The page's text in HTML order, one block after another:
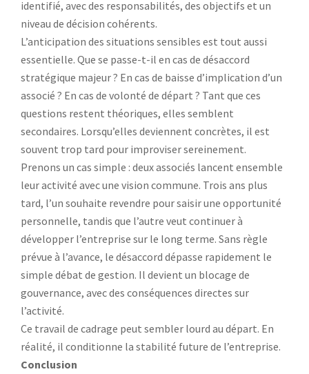
identifié, avec des responsabilités, des objectifs et un
niveau de décision cohérents.
L’anticipation des situations sensibles est tout aussi
essentielle. Que se passe-t-il en cas de désaccord
stratégique majeur ? En cas de baisse d’implication d’un
associé ? En cas de volonté de départ ? Tant que ces
questions restent théoriques, elles semblent
secondaires. Lorsqu’elles deviennent concrètes, il est
souvent trop tard pour improviser sereinement.
Prenons un cas simple : deux associés lancent ensemble
leur activité avec une vision commune. Trois ans plus
tard, l’un souhaite revendre pour saisir une opportunité
personnelle, tandis que l’autre veut continuer à
développer l’entreprise sur le long terme. Sans règle
prévue à l’avance, le désaccord dépasse rapidement le
simple débat de gestion. Il devient un blocage de
gouvernance, avec des conséquences directes sur
l’activité.
Ce travail de cadrage peut sembler lourd au départ. En
réalité, il conditionne la stabilité future de l’entreprise.
Conclusion